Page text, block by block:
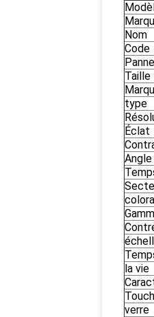
Nom
Code
Taille
type
Éclat
la vie
verre